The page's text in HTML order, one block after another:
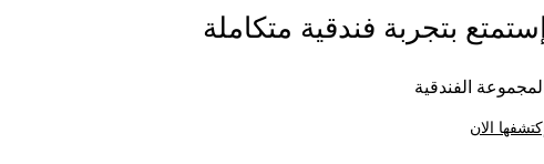
إستمتع بتجربة فندقية متكاملة
المجموعة الفندقية
إكتشفها الان